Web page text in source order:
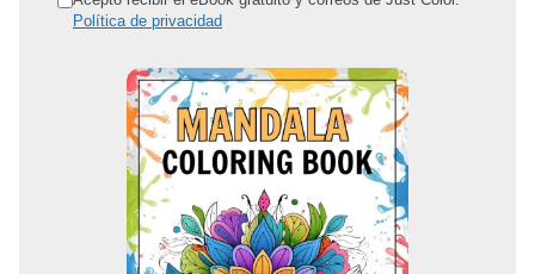
Política de privacidad